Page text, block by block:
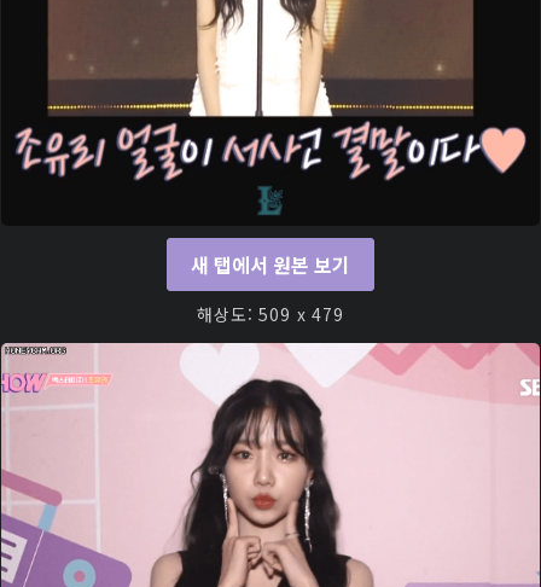
새 탭에서 원본 보기
해상도: 509 x 479